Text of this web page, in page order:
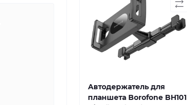
Автодержатель для
планшета Borofone BH101